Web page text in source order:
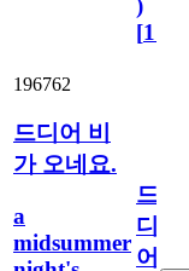
)
[110
196762
드디어 비
가 오네요.
a
midsummer
드
디
어